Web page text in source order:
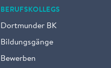
BERUFSKOLLEGS
Dortmunder BK
Bildungsgänge
Bewerben